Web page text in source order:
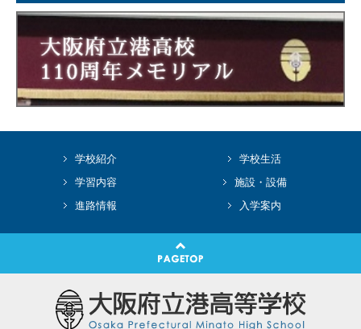
学校紹介
学校生活
学習内容
施設・設備
進路情報
入学案内